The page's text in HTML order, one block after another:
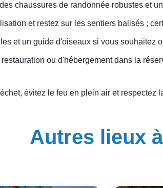
chaussures de randonnée robustes et
et restez sur les sentiers balisés ;
et un guide d'oiseaux si vous souhaitez
ou d'hébergement dans la
évitez le feu en plein air et respectez
Autres lieux